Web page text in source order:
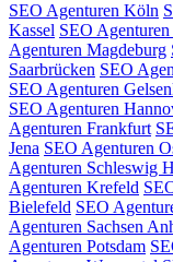
SEO Agenturen Köln
Kassel SEO Agenturen
Agenturen Magdeburg
Saarbrücken SEO
SEO Agenturen
SEO Agenturen
Agenturen Frankfurt
Jena SEO Agenturen
Agenturen Schleswig
Agenturen Krefeld
Bielefeld SEO
Agenturen Sachsen
Agenturen Potsdam